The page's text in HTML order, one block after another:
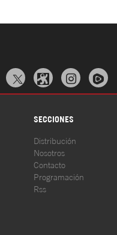
  
SECCIONES
Distribución
Nosotros
Contacto
Programación
Rss